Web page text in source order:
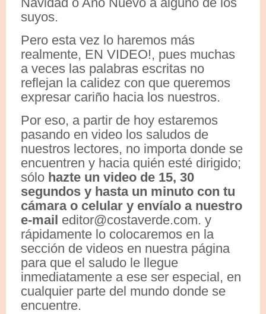
suyos.
Pero esta vez lo haremos más
realmente, EN VIDEO!, pues muchas
a veces las palabras escritas no
reflejan la calidez con que queremos
expresar cariño hacia los nuestros.
Por eso, a partir de hoy estaremos
pasando en video los saludos de
nuestros lectores, no importa donde se
encuentren y hacia quién esté dirigido;
sólo hazte un video de 15, 30
segundos y hasta un minuto con tu
cámara o celular y envíalo a nuestro
e-mail editor@costaverde.com. y
rápidamente lo colocaremos en la
sección de videos en nuestra página
para que el saludo le llegue
inmediatamente a ese ser especial, en
cualquier parte del mundo donde se
encuentre.